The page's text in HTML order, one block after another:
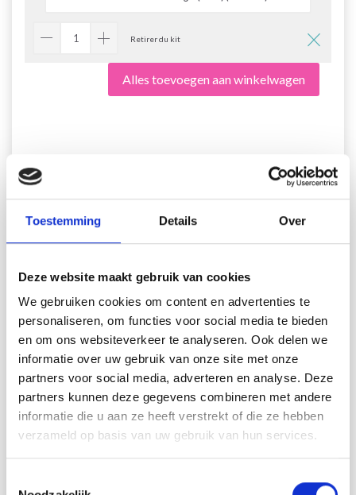
Toestemming Details Over
Deze website maakt gebruik van cookies
We gebruiken cookies om content en advertenties te
personaliseren, om functies voor social media te bieden
en om ons websiteverkeer te analyseren. Ook delen we
informatie over uw gebruik van onze site met onze
partners voor social media, adverteren en analyse. Deze
partners kunnen deze gegevens combineren met andere
informatie die u aan ze heeft verstrekt of die ze hebben
verzameld op basis van uw gebruik van hun services.
Retirer du kit
Alles toevoegen aan winkelwagen
50-5 Fairy Flurry Balaclava by
DROPS Design
DROPS Children 50-5
DROPS Design: Patroon fs-013-bn
-------------------------------------------------------
MATEN:
Voor hoofdmaat cm:
48/50 - 50/52 - 52/53 - 53/54 - 54/55 - 55/56 - 56/57
Leeftijd kind:
2 - 3/4 - 5/6 - 7/8 - 9/10 - 11/12 - 13/14 jaar